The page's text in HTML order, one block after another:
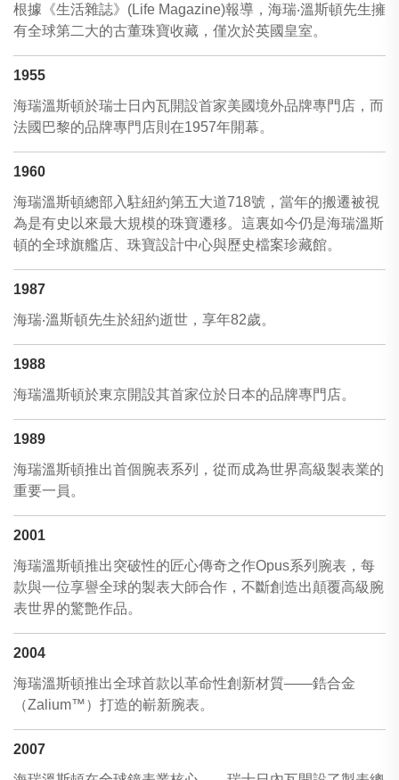
根據《生活雜誌》(Life Magazine)報導，海瑞‧溫斯頓先生擁
有全球第二大的古董珠寶收藏，僅次於英國皇室。
1955
海瑞溫斯頓於瑞士日內瓦開設首家美國境外品牌專門店，而
法國巴黎的品牌專門店則在1957年開幕。
1960
海瑞溫斯頓總部入駐紐約第五大道718號，當年的搬遷被視
為是有史以來最大規模的珠寶遷移。這裏如今仍是海瑞溫斯
頓的全球旗艦店、珠寶設計中心與歷史檔案珍藏館。
1987
海瑞‧溫斯頓先生於紐約逝世，享年82歲。
1988
海瑞溫斯頓於東京開設其首家位於日本的品牌專門店。
1989
海瑞溫斯頓推出首個腕表系列，從而成為世界高級製表業的
重要一員。
2001
海瑞溫斯頓推出突破性的匠心傳奇之作Opus系列腕表，每
款與一位享譽全球的製表大師合作，不斷創造出顛覆高級腕
表世界的驚艶作品。
2004
海瑞溫斯頓推出全球首款以革命性創新材質——鋯合金
（Zalium™）打造的嶄新腕表。
2007